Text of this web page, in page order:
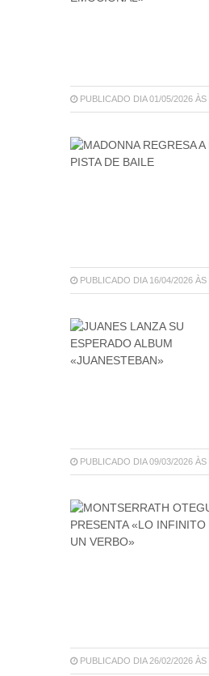
PUBLICADO DIA 01/05/2026 ÀS
PUBLICADO DIA 16/04/2026
PUBLICADO DIA 09/03/2026
PUBLICADO DIA 26/02/2026 ÀS